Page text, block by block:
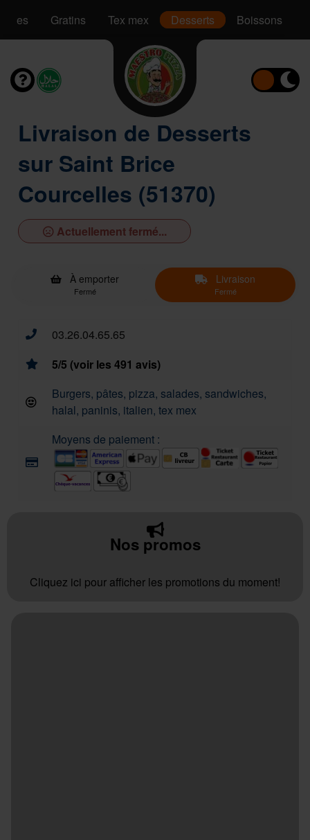
Pâtes Gratins Tex mex Desserts Boissons
Livraison de Desserts
sur Saint Brice
Courcelles (51370)
Actuellement fermé...
À emporter
Fermé
Livraison
Fermé
03.26.04.65.65
5/5 (voir les 491 avis)
Burgers, pâtes, pizza, salades, sandwiches,
halal, paninis, italien, tex mex
Moyens de paiement :
Nos promos
Cliquez ici pour afficher les promotions du moment!